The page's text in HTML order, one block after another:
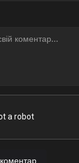
Залишити коментар